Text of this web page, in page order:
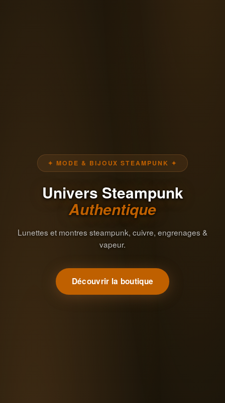
✦ MODE & BIJOUX STEAMPUNK ✦
Univers Steampunk
Authentique
Lunettes et montres steampunk, cuivre, engrenages &
vapeur.
Découvrir la boutique